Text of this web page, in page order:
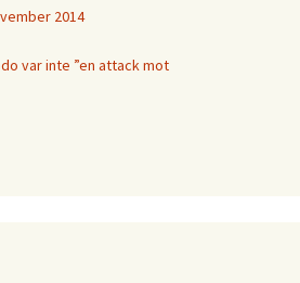
2014
var inte ”en attack mot